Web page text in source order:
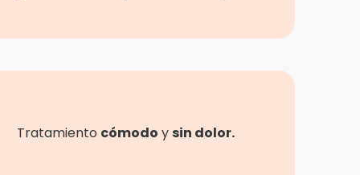
Tratamiento cómodo y sin dolor.